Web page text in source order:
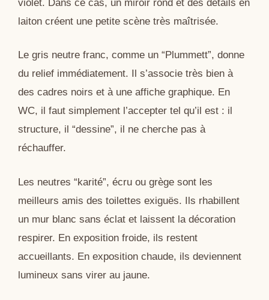
violet. Dans ce cas, un miroir rond et des détails en
laiton créent une petite scène très maîtrisée.
Le gris neutre franc, comme un “Plummett”, donne
du relief immédiatement. Il s’associe très bien à
des cadres noirs et à une affiche graphique. En
WC, il faut simplement l’accepter tel qu’il est : il
structure, il “dessine”, il ne cherche pas à
réchauffer.
Les neutres “karité”, écru ou grège sont les
meilleurs amis des toilettes exiguës. Ils rhabillent
un mur blanc sans éclat et laissent la décoration
respirer. En exposition froide, ils restent
accueillants. En exposition chaude, ils deviennent
lumineux sans virer au jaune.